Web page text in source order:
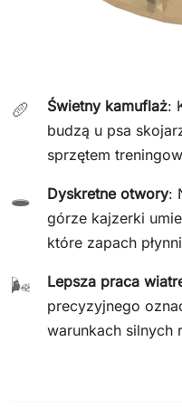
🥖 Świetny kamuflaż:
budzą u psa
sprzętem
🕳️ Dyskretne otwory:
górze kajzerki
które zapach
🌬️ Lepsza praca
precyzyjnego
warunkach silnych